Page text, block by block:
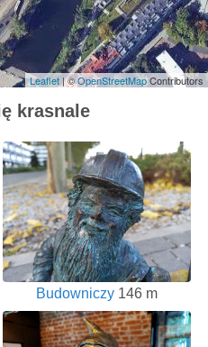
Leaflet | ©OpenStreetMapContributors
krasnale
Budowniczy146 m